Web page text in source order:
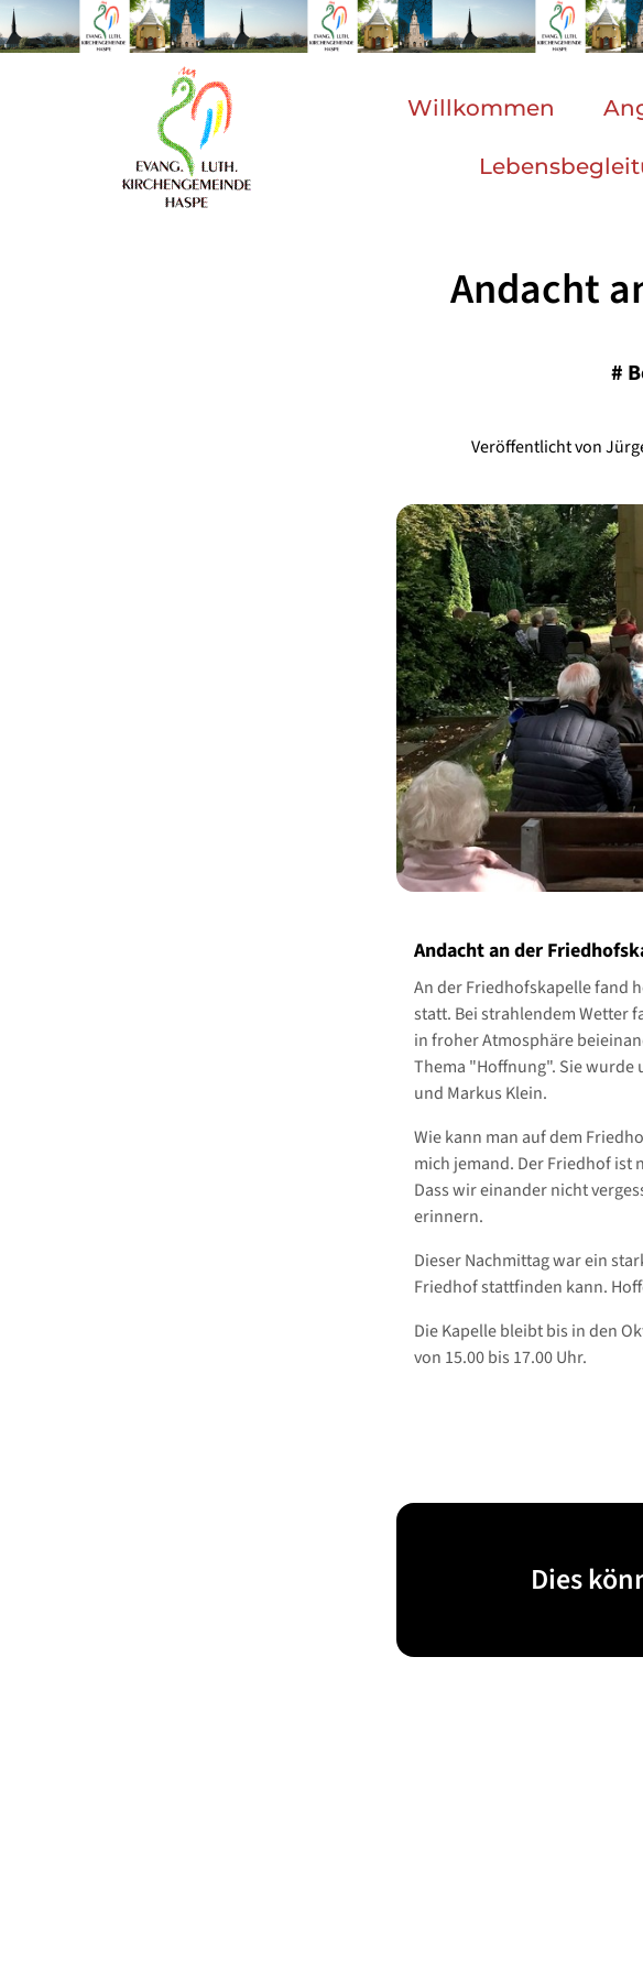
Willkommen
Andacht
#
Veröffentlicht von
Andacht an der
An der Friedhofskapelle fand
statt. Bei strahlendem Wetter
in froher Atmosphäre
Thema "Hoffnung". Sie wurde
und Markus Klein.
Wie kann man auf dem
mich jemand. Der Friedhof ist
Dass wir einander nicht
erinnern.
Dieser Nachmittag war ein
Friedhof stattfinden kann.
Die Kapelle bleibt bis in den
von 15.00 bis 17.00 Uhr.
Dies